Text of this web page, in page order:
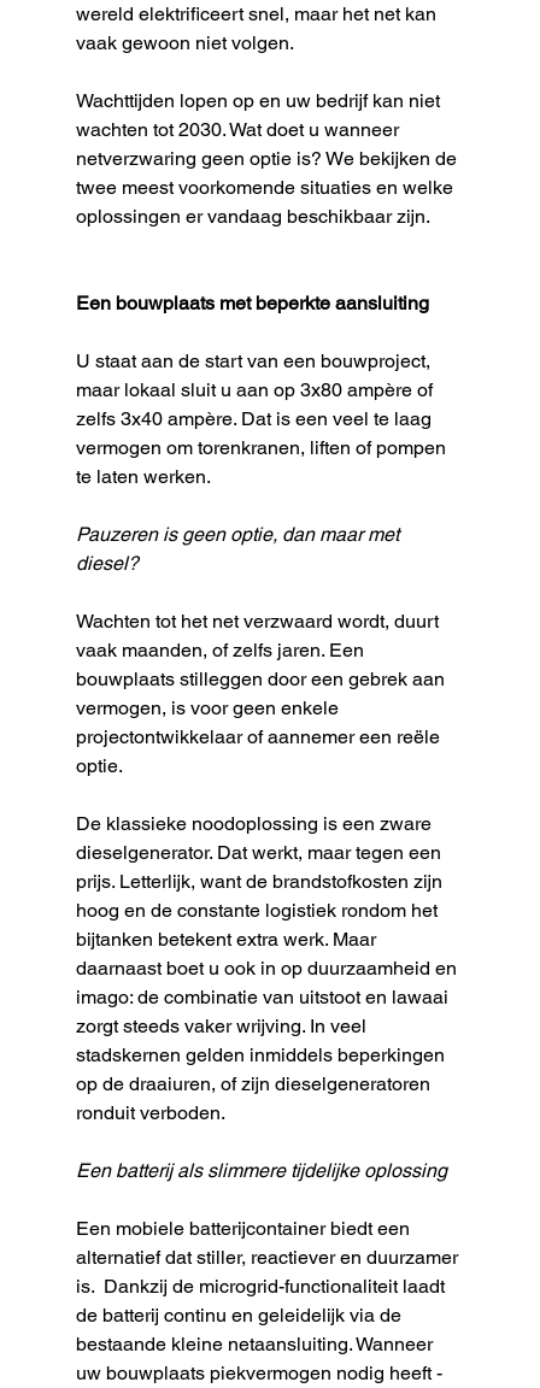
wereld elektrificeert snel, maar het net kan
vaak gewoon niet volgen.
Wachttijden lopen op en uw bedrijf kan niet
wachten tot 2030. Wat doet u wanneer
netverzwaring geen optie is? We bekijken de
twee meest voorkomende situaties en welke
oplossingen er vandaag beschikbaar zijn.
Een bouwplaats met beperkte aansluiting
U staat aan de start van een bouwproject,
maar lokaal sluit u aan op 3x80 ampère of
zelfs 3x40 ampère. Dat is een veel te laag
vermogen om torenkranen, liften of pompen
te laten werken.
Pauzeren is geen optie, dan maar met
diesel?
Wachten tot het net verzwaard wordt, duurt
vaak maanden, of zelfs jaren. Een
bouwplaats stilleggen door een gebrek aan
vermogen, is voor geen enkele
projectontwikkelaar of aannemer een reële
optie.
De klassieke noodoplossing is een zware
dieselgenerator. Dat werkt, maar tegen een
prijs. Letterlijk, want de brandstofkosten zijn
hoog en de constante logistiek rondom het
bijtanken betekent extra werk. Maar
daarnaast boet u ook in op duurzaamheid en
imago: de combinatie van uitstoot en lawaai
zorgt steeds vaker wrijving. In veel
stadskernen gelden inmiddels beperkingen
op de draaiuren, of zijn dieselgeneratoren
ronduit verboden.
Een batterij als slimmere tijdelijke oplossing
Een mobiele batterijcontainer biedt een
alternatief dat stiller, reactiever en duurzamer
is.  Dankzij de microgrid-functionaliteit laadt
de batterij continu en geleidelijk via de
bestaande kleine netaansluiting. Wanneer
uw bouwplaats piekvermogen nodig heeft -